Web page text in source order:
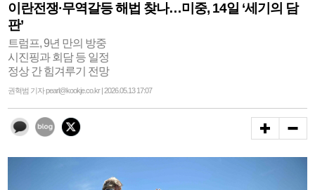
이란전쟁·무역갈등 해법 찾나…미중, 14일 ‘세기의 담
판’
트럼프, 9년 만의 방중
시진핑과 회담 등 일정
정상 간 힘겨루기 전망
권혁범 기자 pearl@kookje.co.kr | 2026.05.13 17:07